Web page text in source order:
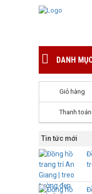
DANH
Giỏ hàng
Thanh toán
Tin tức mới